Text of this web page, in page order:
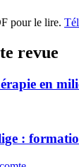
pour le lire.
revue
en
: